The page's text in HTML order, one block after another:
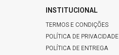
INSTITUCIONAL
TERMOS E CONDIÇÕES
POLÍTICA DE PRIVACIDADE
POLÍTICA DE ENTREGA